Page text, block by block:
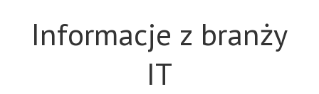
Informacje z branży
IT